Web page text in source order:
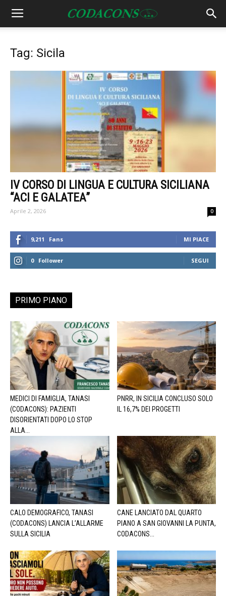
Tag: Sicila
IV CORSO DI LINGUA E CULTURA SICILIANA
“ACI E GALATEA”
Aprile 2, 2026 0
9,211 Fans MI PIACE
0 Follower SEGUI
PRIMO PIANO
MEDICI DI FAMIGLIA, TANASI
(CODACONS): PAZIENTI
DISORIENTATI DOPO LO STOP
ALLA...
PNRR, IN SICILIA CONCLUSO SOLO
IL 16,7% DEI PROGETTI
CALO DEMOGRAFICO, TANASI
(CODACONS) LANCIA L’ALLARME
SULLA SICILIA
CANE LANCIATO DAL QUARTO
PIANO A SAN GIOVANNI LA PUNTA,
CODACONS...